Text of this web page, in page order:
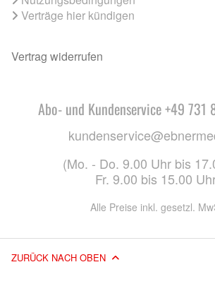
Verträge hier kündigen
Vertrag widerrufen
Abo- und Kundenservice +49
(Mo. - Do. 9.00 Uhr bis
Fr. 9.00 bis 15.00
Alle Preise inkl. gesetzl.
ZURÜCK NACH OBEN